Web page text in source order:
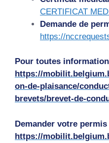
CERTIFICAT
Demande de
https://
Pour toutes
https://
on-de-plaisance/
brevets/brevet-de-
Demander votre
https://